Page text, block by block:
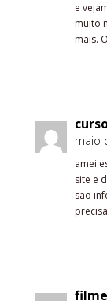
e
muito
mais.
maio
amei
site e
são